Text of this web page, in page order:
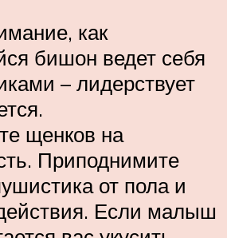
как
бишон ведет себя
– лидерствует
щенков на
Приподнимите
от пола и
Если малыш